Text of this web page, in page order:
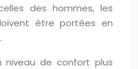
des hommes, les
être portées en
niveau de confort plus